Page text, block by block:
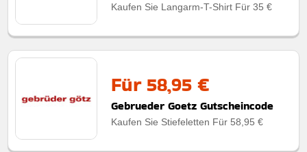
Kaufen Sie Langarm-T-Shirt Für 35 €
Für 58,95 €
Gebrueder Goetz Gutscheincode
Kaufen Sie Stiefeletten Für 58,95 €